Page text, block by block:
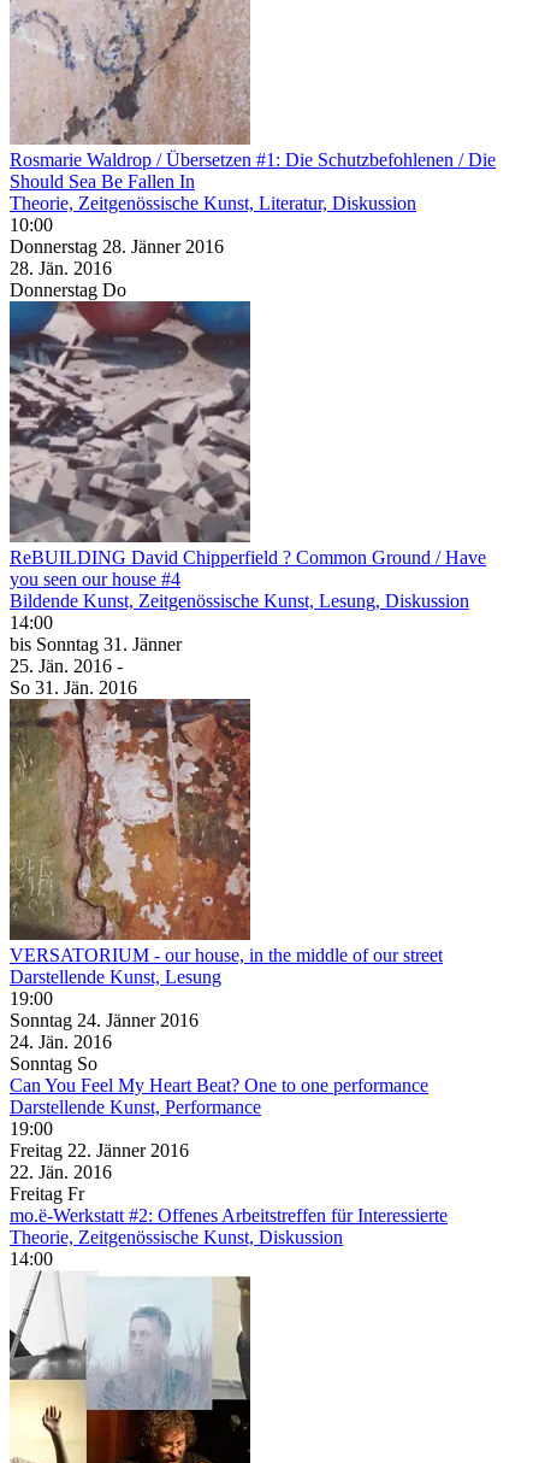
Rosmarie Waldrop / Übersetzen #1: Die Schutzbefohlenen / Die
Should Sea Be Fallen In
Theorie, Zeitgenössische Kunst, Literatur, Diskussion
10:00
Donnerstag 28. Jänner 2016
28. Jän. 2016
Donnerstag Do
ReBUILDING David Chipperfield ? Common Ground / Have
you seen our house #4
Bildende Kunst, Zeitgenössische Kunst, Lesung, Diskussion
14:00
bis Sonntag 31. Jänner
25. Jän. 2016 -
So 31. Jän. 2016
VERSATORIUM - our house, in the middle of our street
Darstellende Kunst, Lesung
19:00
Sonntag 24. Jänner 2016
24. Jän. 2016
Sonntag So
Can You Feel My Heart Beat? One to one performance
Darstellende Kunst, Performance
19:00
Freitag 22. Jänner 2016
22. Jän. 2016
Freitag Fr
mo.ë-Werkstatt #2: Offenes Arbeitstreffen für Interessierte
Theorie, Zeitgenössische Kunst, Diskussion
14:00